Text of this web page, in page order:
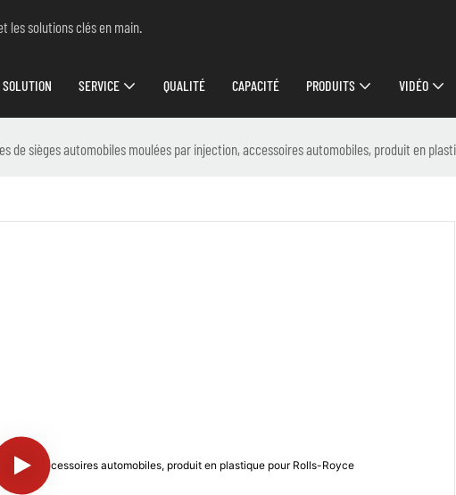
les solutions clés en main.
SOLUTION SERVICE QUALITÉ CAPACITÉ PRODUITS VIDÉO
de sièges automobiles moulées par injection, accessoires automobiles, produit en